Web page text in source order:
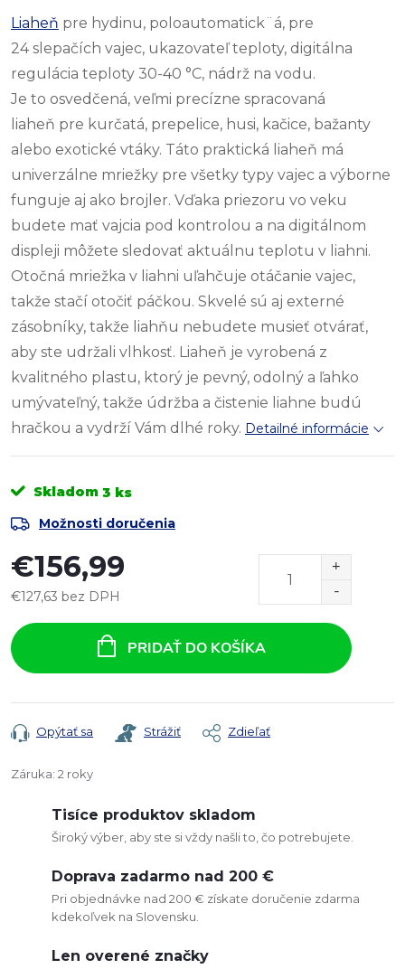
Liaheň pre hydinu, poloautomatick¨á, pre
24 slepačích vajec, ukazovateľ teploty, digitálna
regulácia teploty 30-40 °C, nádrž na vodu.
Je to osvedčená, veľmi precízne spracovaná
liaheň pre kurčatá, prepelice, husi, kačice, bažanty
alebo exotické vtáky. Táto praktická liaheň má
univerzálne mriežky pre všetky typy vajec a výborne
funguje aj ako brojler. Vďaka priezoru vo veku
budete mať vajcia pod kontrolou a na digitálnom
displeji môžete sledovať aktuálnu teplotu v liahni.
Otočná mriežka v liahni uľahčuje otáčanie vajec,
takže stačí otočiť páčkou. Skvelé sú aj externé
zásobníky, takže liahňu nebudete musieť otvárať,
aby ste udržali vlhkosť. Liaheň je vyrobená z
kvalitného plastu, ktorý je pevný, odolný a ľahko
umývateľný, takže údržba a čistenie liahne budú
hračkou a vydrží Vám dlhé roky. Detailné informácie
Skladom 3 ks
Možnosti doručenia
€156,99
€127,63 bez DPH
cena:
PRIDAŤ DO KOŠÍKA
Opýtať sa Strážiť Zdieľať
Záruka: 2 roky
Tisíce produktov skladom
Široký výber, aby ste si vždy našli to, čo potrebujete.
Doprava zadarmo nad 200 €
Pri objednávke nad 200 € získate doručenie zdarma
kdekoľvek na Slovensku.
Len overené značky